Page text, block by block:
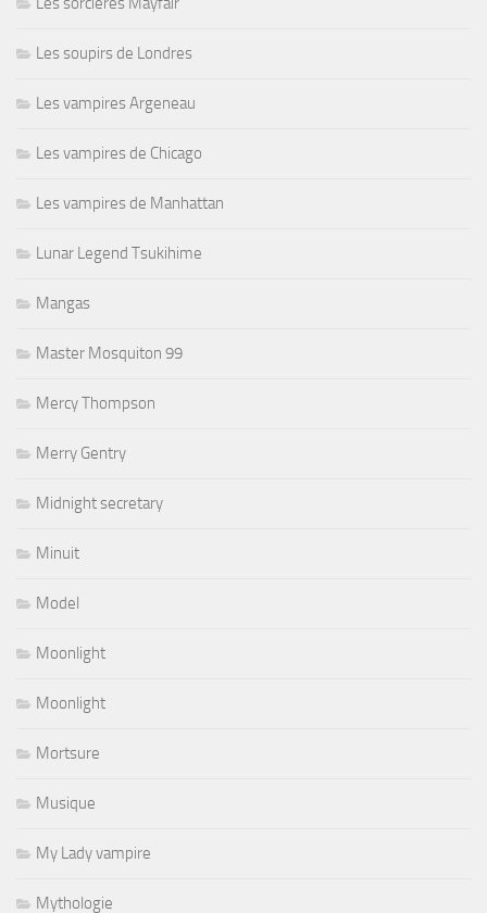
Les soupirs de Londres
Les vampires Argeneau
Les vampires de Chicago
Les vampires de Manhattan
Lunar Legend Tsukihime
Mangas
Master Mosquiton 99
Mercy Thompson
Merry Gentry
Midnight secretary
Minuit
Model
Moonlight
Moonlight
Mortsure
Musique
My Lady vampire
Mythologie